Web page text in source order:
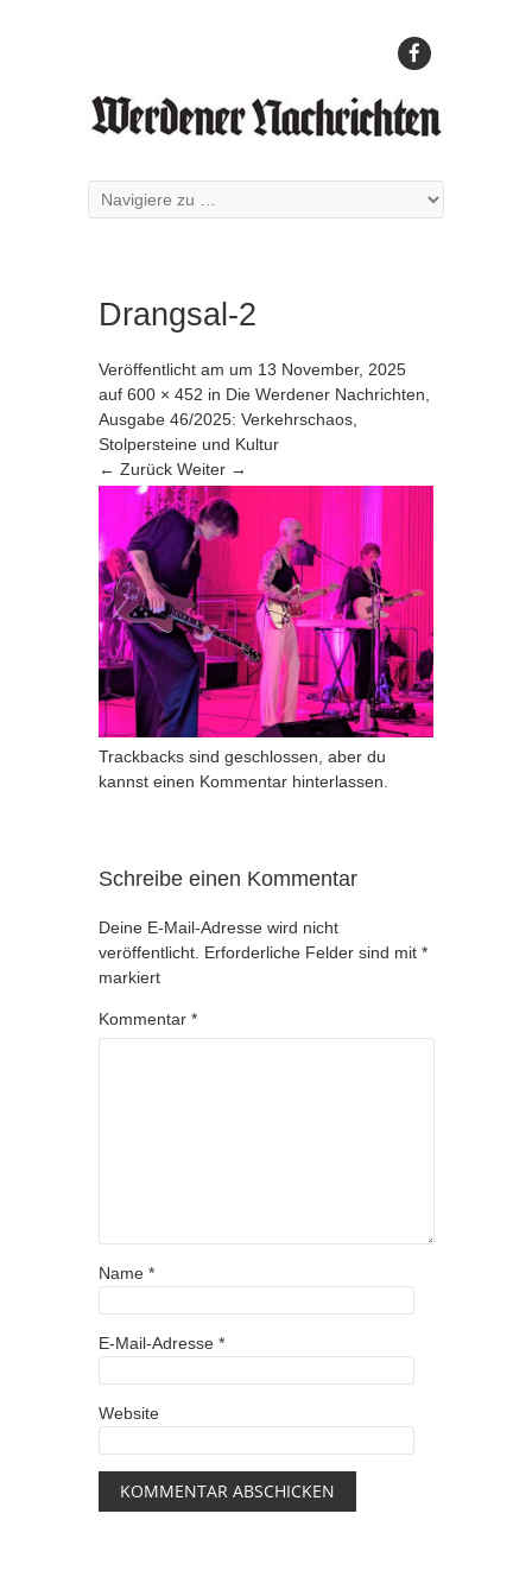
Drangsal-2
Veröffentlicht am um 13 November, 2025
auf 600 × 452 in Die Werdener Nachrichten,
Ausgabe 46/2025: Verkehrschaos,
Stolpersteine und Kultur
← Zurück Weiter →
Trackbacks sind geschlossen, aber du
kannst einen Kommentar hinterlassen.
Schreibe einen Kommentar
Deine E-Mail-Adresse wird nicht
veröffentlicht. Erforderliche Felder sind mit *
markiert
Kommentar *
Name *
E-Mail-Adresse *
Website